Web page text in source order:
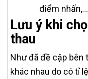
điểm nhấn,…
Lưu ý khi
thau
Như đã đề cập bên
khác nhau do có tỉ